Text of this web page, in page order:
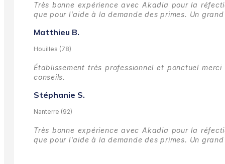
Très bonne expérience avec Akadia pour la
que pour l'aide à la demande des primes. Un
Matthieu B.
Houilles (78)
Établissement très professionnel et ponctuel
conseils.
Stéphanie S.
Nanterre (92)
Très bonne expérience avec Akadia pour la
que pour l'aide à la demande des primes. Un